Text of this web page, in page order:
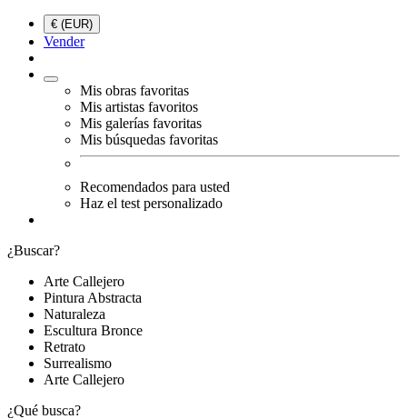
€ (EUR)
Vender
Mis obras favoritas
Mis artistas favoritos
Mis galerías favoritas
Mis búsquedas favoritas
Recomendados para usted
Haz el test personalizado
¿Buscar?
Arte Callejero
Pintura Abstracta
Naturaleza
Escultura Bronce
Retrato
Surrealismo
Arte Callejero
¿Qué busca?